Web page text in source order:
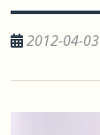
2012-04-03